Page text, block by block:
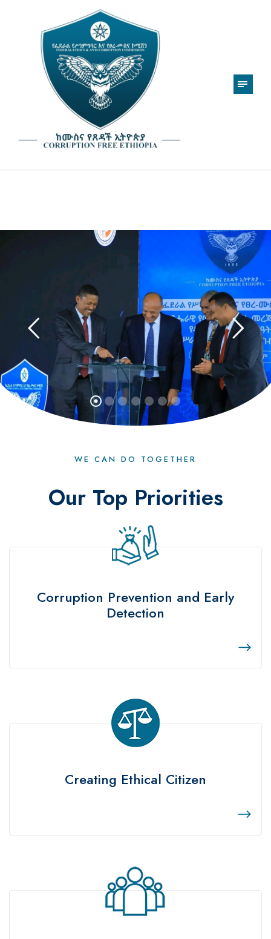
WE CAN DO TOGETHER
Our Top Priorities
Corruption Prevention and Early
Detection
Creating Ethical Citizen